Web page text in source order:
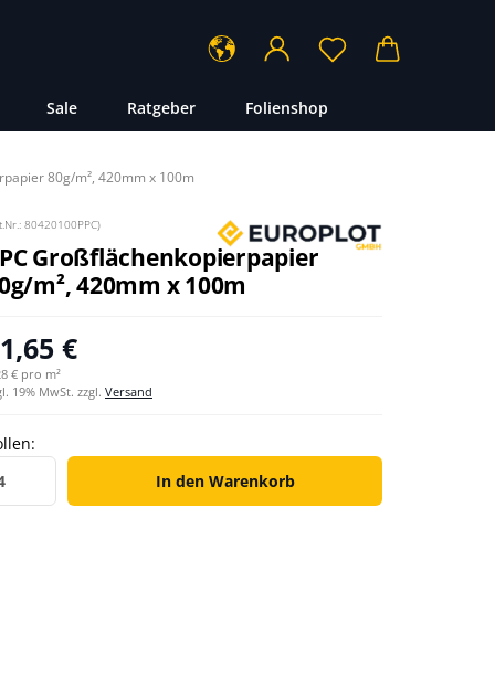
Sale Ratgeber Folienshop
80g/m², 420mm x 100m
80420100PPC)
Großflächenkopierpapier
m², 420mm x 100m
€
€ pro m²
19% MwSt. zzgl. Versand
In den Warenkorb